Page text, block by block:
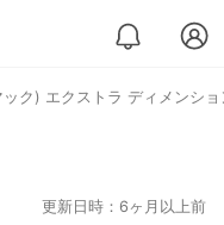
ク) エクストラ ディメンシ
更新日時：6ヶ月以上前